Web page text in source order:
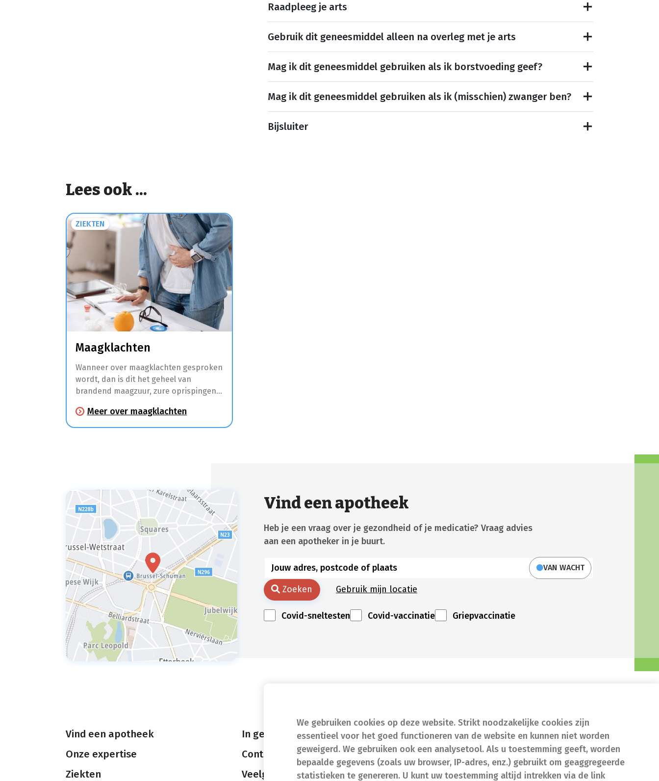
We gebruiken cookies op deze website. Strikt noodzakelijke cookies zijn
essentieel voor het goed functioneren van de website en kunnen niet worden
geweigerd. We gebruiken ook een analysetool. Als u toestemming geeft, worden
bepaalde gegevens (zoals uw browser, IP-adres, enz.) gebruikt om geaggregeerde
statistieken te genereren. U kunt uw toestemming altijd intrekken via de link
Raadpleeg je arts
Gebruik dit geneesmiddel alleen na overleg met je arts
Mag ik dit geneesmiddel gebruiken als ik borstvoeding geef?
Mag ik dit geneesmiddel gebruiken als ik (misschien) zwanger ben?
Bijsluiter
Lees ook ...
ZIEKTEN
Maagklachten
Wanneer over maagklachten gesproken
wordt, dan is dit het geheel van
brandend maagzuur, zure oprispingen
spijsverteringsproblemen.
Meer over maagklachten
Vind een apotheek
Heb je een vraag over je gezondheid of je medicatie? Vraag advies
aan een apotheker in je buurt.
VAN WACHT
Zoeken Gebruik mijn locatie
Covid-sneltesten Covid-vaccinatie Griepvaccinatie
Vind een apotheek
Onze expertise
Ziekten
In geval van nood
Contact
Veelgestelde vragen (FAQ)